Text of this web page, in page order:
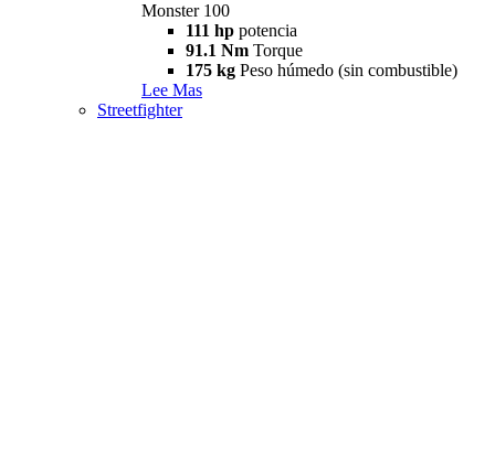
Monster 100
111 hp potencia
91.1 Nm Torque
175 kg Peso húmedo (sin combustible)
Lee Mas
Streetfighter